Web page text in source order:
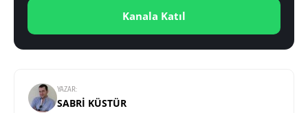
Kanala Katıl
YAZAR:
SABRI KÜSTÜR